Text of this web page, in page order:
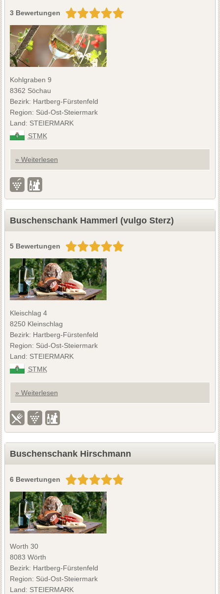
3 Bewertungen
Kohlgraben 9
8362 Söchau
Bezirk: Hartberg-Fürstenfeld
Region: Süd-Ost-Steiermark
Land: STEIERMARK
STMK
» Weiterlesen
Buschenschank Hammerl (vulgo Sterz)
5 Bewertungen
Kleischlag 4
8250 Kleinschlag
Bezirk: Hartberg-Fürstenfeld
Region: Süd-Ost-Steiermark
Land: STEIERMARK
STMK
» Weiterlesen
Buschenschank Hirschmann
6 Bewertungen
Worth 30
8083 Wörth
Bezirk: Hartberg-Fürstenfeld
Region: Süd-Ost-Steiermark
Land: STEIERMARK